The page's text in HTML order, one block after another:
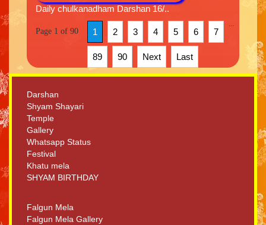
Daily chulkanadham Darshan 16/..
Page 1 of 90 1 2 3 4 5 6 7
89 90 Next Last
Darshan
Shyam Shayari
Temple
Gallery
Whatsapp Status
Festival
Khatu mela
SHYAM BIRTHDAY
Falgun Mela
Falgun Mela Gallery